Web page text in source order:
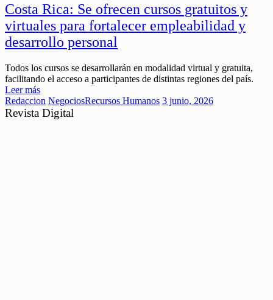
Costa Rica: Se ofrecen cursos gratuitos y
virtuales para fortalecer empleabilidad y
desarrollo personal
Todos los cursos se desarrollarán en modalidad virtual y gratuita,
facilitando el acceso a participantes de distintas regiones del país.
Leer más
Redaccion NegociosRecursos Humanos 3 junio, 2026
Revista Digital